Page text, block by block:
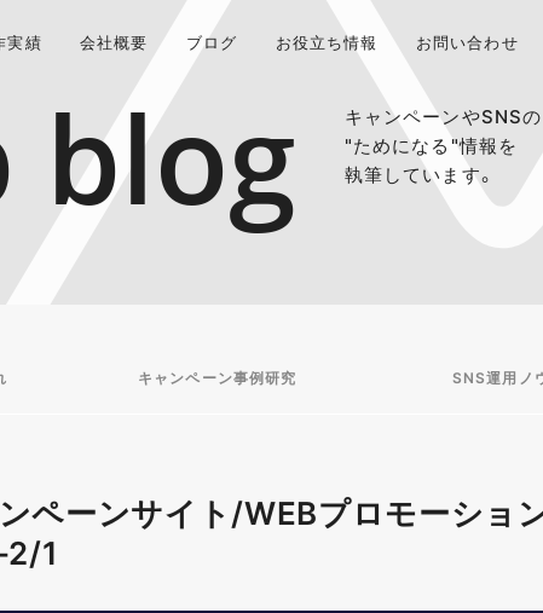
実績 会社概要 ブログ お役立ち情報 お問い合わせ
blog
キャンペーンやSNSの
"ためになる"情報を
執筆しています。
キャンペーン事例研究 SNS運用ノ
ンペーンサイト/WEBプロモーショ
1